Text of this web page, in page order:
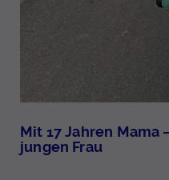
Mit 17 Jahren Mama
jungen Frau